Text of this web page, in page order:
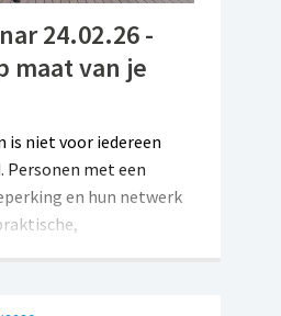
24.02.26 -
maat van je
is niet voor iedereen
Personen met een
en hun netwerk